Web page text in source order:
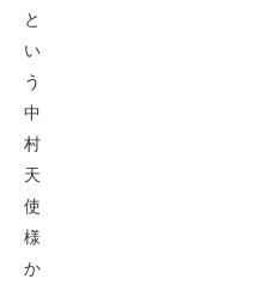
と
い
う
中
村
天
使
様
か